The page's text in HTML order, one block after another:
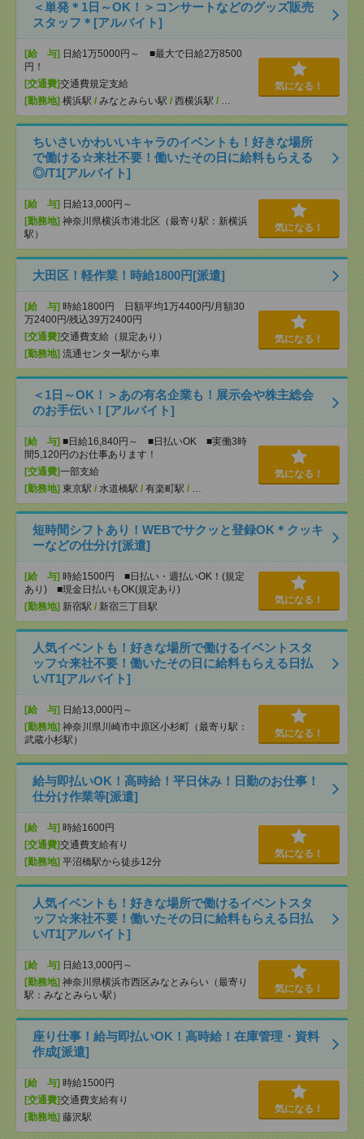
＜単発＊1日～OK！＞コンサートなどのグッズ販売
スタッフ＊[アルバイト]
[給 与] 日給1万5000円～ ■最大で日給2万8500
円！
[交通費]交通費規定支給
[勤務地] 横浜駅 / みなとみらい駅 / 西横浜駅 / …
気になる！
ちいさいかわいいキャラのイベントも！好きな場所
で働ける☆来社不要！働いたその日に給料もらえる
◎/T1[アルバイト]
[給 与] 日給13,000円～
[勤務地] 神奈川県横浜市港北区（最寄り駅：新横浜
駅）
気になる！
大田区！軽作業！時給1800円[派遣]
[給 与] 時給1800円 日額平均1万4400円/月額30
万2400円/残込39万2400円
[交通費]交通費支給（規定あり）
[勤務地] 流通センター駅から車
気になる！
＜1日～OK！＞あの有名企業も！展示会や株主総会
のお手伝い！[アルバイト]
[給 与] ■日給16,840円～ ■日払いOK ■実働3時
間5,120円のお仕事あります！
[交通費]一部支給
[勤務地] 東京駅 / 水道橋駅 / 有楽町駅 / …
気になる！
短時間シフトあり！WEBでサクッと登録OK＊クッキ
ーなどの仕分け[派遣]
[給 与] 時給1500円 ■日払い・週払いOK！(規定
あり) ■現金日払いもOK(規定あり)
[勤務地] 新宿駅 / 新宿三丁目駅
気になる！
人気イベントも！好きな場所で働けるイベントスタ
ッフ☆来社不要！働いたその日に給料もらえる日払
い/T1[アルバイト]
[給 与] 日給13,000円～
[勤務地] 神奈川県川崎市中原区小杉町（最寄り駅：
武蔵小杉駅）
気になる！
給与即払いOK！高時給！平日休み！日勤のお仕事！
仕分け作業等[派遣]
[給 与] 時給1600円
[交通費]交通費支給有り
[勤務地] 平沼橋駅から徒歩12分
気になる！
人気イベントも！好きな場所で働けるイベントスタ
ッフ☆来社不要！働いたその日に給料もらえる日払
い/T1[アルバイト]
[給 与] 日給13,000円～
[勤務地] 神奈川県横浜市西区みなとみらい（最寄り
駅：みなとみらい駅）
気になる！
座り仕事！給与即払いOK！高時給！在庫管理・資料
作成[派遣]
[給 与] 時給1500円
[交通費]交通費支給有り
[勤務地] 藤沢駅
気になる！